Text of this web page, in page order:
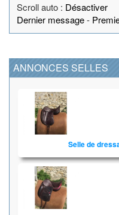
Scroll auto : Désactiver
Dernier message-
ANNONCES SELLES
Selle de